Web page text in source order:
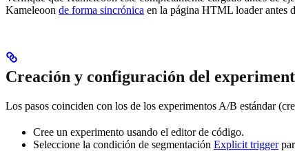
Kameleoon de forma sincrónica en la página HTML loader antes
Creación y configuración del
Los pasos coinciden con los de los experimentos A/B estándar
Cree un experimento usando el editor de código.
Seleccione la condición de segmentación Explicit trigger